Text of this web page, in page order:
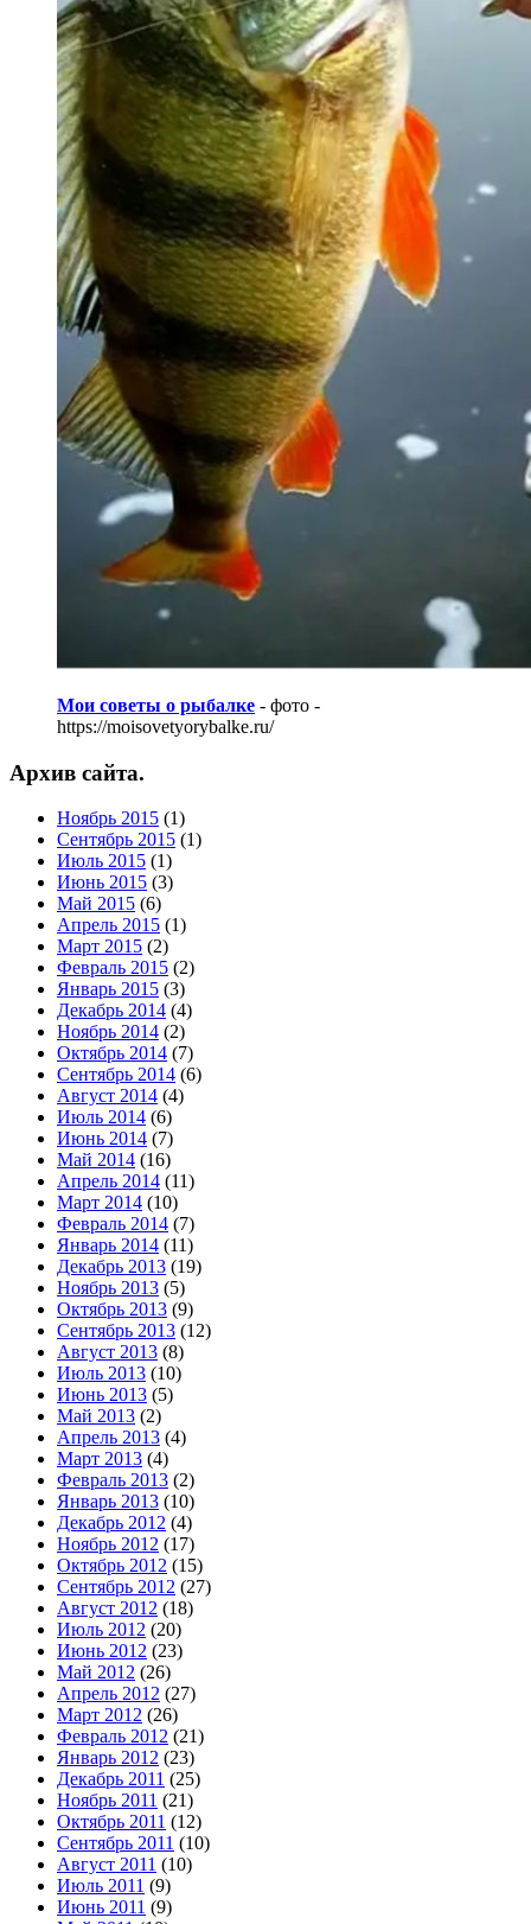
Мои советы о рыбалке - фото -
https://moisovetyorybalke.ru/
Архив сайта.
Ноябрь 2015 (1)
Сентябрь 2015 (1)
Июль 2015 (1)
Июнь 2015 (3)
Май 2015 (6)
Апрель 2015 (1)
Март 2015 (2)
Февраль 2015 (2)
Январь 2015 (3)
Декабрь 2014 (4)
Ноябрь 2014 (2)
Октябрь 2014 (7)
Сентябрь 2014 (6)
Август 2014 (4)
Июль 2014 (6)
Июнь 2014 (7)
Май 2014 (16)
Апрель 2014 (11)
Март 2014 (10)
Февраль 2014 (7)
Январь 2014 (11)
Декабрь 2013 (19)
Ноябрь 2013 (5)
Октябрь 2013 (9)
Сентябрь 2013 (12)
Август 2013 (8)
Июль 2013 (10)
Июнь 2013 (5)
Май 2013 (2)
Апрель 2013 (4)
Март 2013 (4)
Февраль 2013 (2)
Январь 2013 (10)
Декабрь 2012 (4)
Ноябрь 2012 (17)
Октябрь 2012 (15)
Сентябрь 2012 (27)
Август 2012 (18)
Июль 2012 (20)
Июнь 2012 (23)
Май 2012 (26)
Апрель 2012 (27)
Март 2012 (26)
Февраль 2012 (21)
Январь 2012 (23)
Декабрь 2011 (25)
Ноябрь 2011 (21)
Октябрь 2011 (12)
Сентябрь 2011 (10)
Август 2011 (10)
Июль 2011 (9)
Июнь 2011 (9)